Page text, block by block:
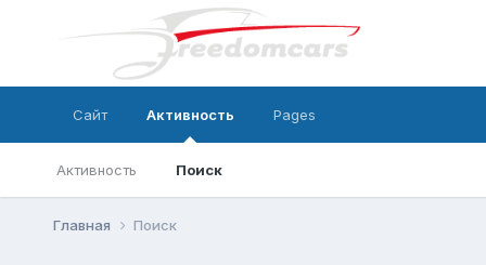
Сайт Активность
Активность Поиск
Pages
Главная Поиск